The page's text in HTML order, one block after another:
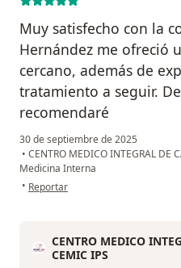
Muy satisfecho con la
Hernández me ofreció
cercano, además de
tratamiento a seguir.
recomendaré
30 de septiembre de 2025
• CENTRO MEDICO INTEGRAL DE
Medicina Interna
• en opinión del usuario Maria
Reportar
CENTRO MEDICO
CEMIC IPS